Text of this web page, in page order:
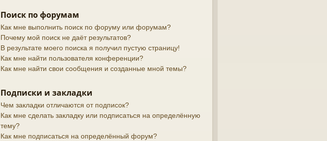
Поиск по форумам
Как мне выполнить поиск по форуму или форумам?
Почему мой поиск не даёт результатов?
В результате моего поиска я получил пустую страницу!
Как мне найти пользователя конференции?
Как мне найти свои сообщения и созданные мной темы?
Подписки и закладки
Чем закладки отличаются от подписок?
Как мне сделать закладку или подписаться на определённую
тему?
Как мне подписаться на определённый форум?